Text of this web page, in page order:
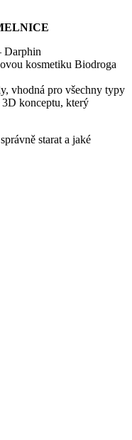
Darphin
kosmetiku Biodroga
vhodná pro všechny typy
konceptu, který
starat a jaké